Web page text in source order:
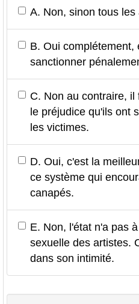
A. Non, sinon tous
B. Oui complétement,
sanctionner
C. Non au contraire,
le préjudice qu'ils ont
les victimes.
D. Oui, c'est la
ce système qui
canapés.
E. Non, l'état n'a pas
sexuelle des artistes.
dans son intimité.